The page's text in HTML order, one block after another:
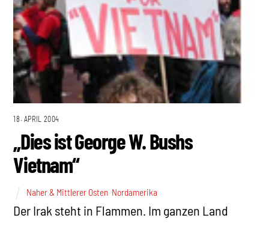
18. APRIL 2004
„Dies ist George W. Bushs
Vietnam“
Naher & Mittlerer Osten Nordamerika
Der Irak steht in Flammen. Im ganzen Land